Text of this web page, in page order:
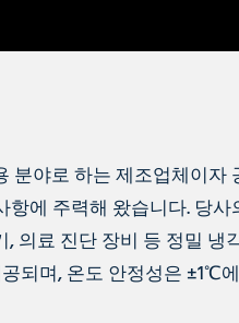
야로 하는 제조업체이자
에 주력해 왔습니다. 당
의료 진단 장비 등 정밀
되며, 온도 안정성은 ±1℃